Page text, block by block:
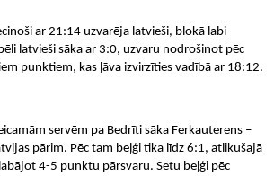
ar 21:14 uzvarēja latvieši, blokā labi
latvieši sāka ar 3:0, uzvaru nodrošinot pēc
punktiem, kas ļāva izvirzīties vadībā ar 18:12.
servēm pa Bedrīti sāka Ferkauterens –
pārim. Pēc tam beļģi tika līdz 6:1, atlikušajā
4-5 punktu pārsvaru. Setu beļģi pēc